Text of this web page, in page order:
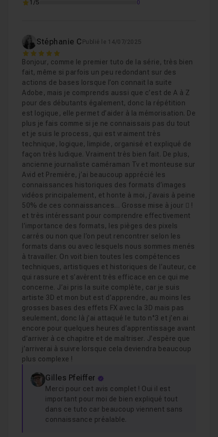
1/5
0
Stéphanie C Publié le 14/07/2025
5
Bonjour, comme le premier tuto de la série, très bien
fait, même si parfois un peu redondant sur des
actions de bases lorsque l’on connait la suite
Adobe, mais je comprends aussi que c’est de A à Z
pour des débutants également, donc la répétition
est logique, elle permet d’aider à la mémorisation. De
plus je fais comme si je ne connaissais pas du tout
et je suis le process, qui est vraiment très
technique, logique, limpide, organisé et expliqué de
façon très ludique. Vraiment très bien fait. De plus,
ancienne journaliste caméraman Tv et monteuse sur
Avid et Première, j’ai beaucoup apprécié les
connaissances historiques des formats d’images
vidéos principalement, et honte à moi, j’avais à peine
50% de ces connaissances… Grosse mise à jour  !
et très intéressant pour comprendre effectivement
l’importance des formats, les pièges des pixels
carrés ou non que l’on peut rencontrer selon les
formats dans ou avec lesquels nous sommes menés
à travailler. On voit bien toutes les compétences
techniques, artistiques et historiques de l’auteur, ce
qui rassure et s’avèrent très efficace en ce qui me
concerne. J’ai pris la suite complète, car je suis
artiste 3D et mon but est d’apprendre, au moins les
grosses bases des effets FX avec la 3D mais pas
seulement, donc là j’ai attaqué le tuto n°3 et j’en ai
encore pour quelques heures d’apprentissage avant
d’arriver à ce chapitre et de maîtriser. J’espère que
j’arriverai à suivre lorsque cela deviendra beaucoup
plus complexe !
Gilles Pfeiffer
Merci pour cet avis complet ! Oui il est
important pour moi de bien expliqué tout
dans ce tuto car beaucoup viennent sans
connaissance préalable.